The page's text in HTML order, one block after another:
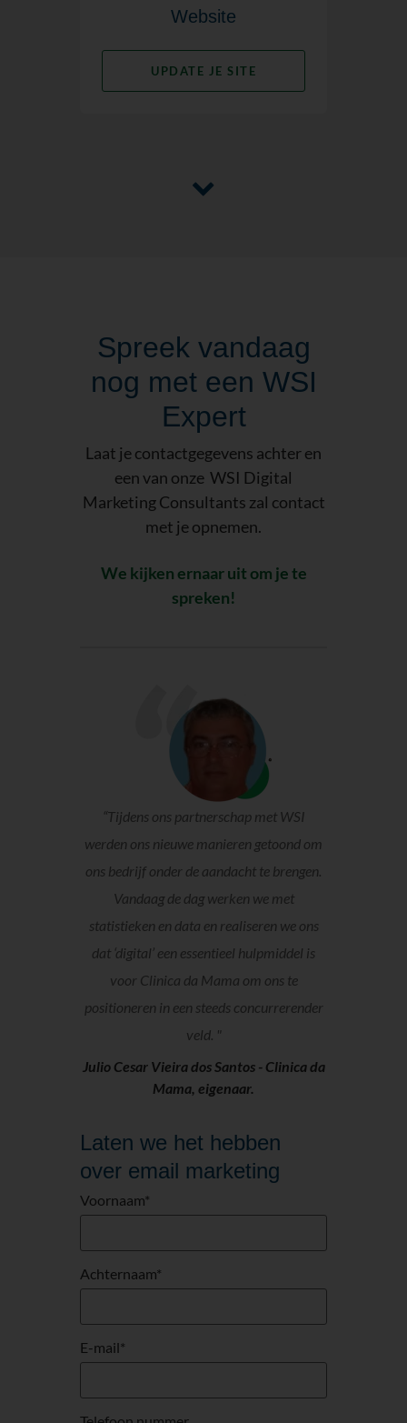
Website
UPDATE JE SITE
Spreek vandaag
nog met een WSI
Expert
Laat je contactgegevens achter en
een van onze WSI Digital
Marketing Consultants zal contact
met je opnemen.
We kijken ernaar uit om je te
spreken!
“Tijdens ons partnerschap met WSI
werden ons nieuwe manieren getoond om
ons bedrijf onder de aandacht te brengen.
Vandaag de dag werken we met
statistieken en data en realiseren we ons
dat ‘digital’ een essentieel hulpmiddel is
voor Clinica da Mama om ons te
positioneren in een steeds concurrerender
veld. "
Julio Cesar Vieira dos Santos - Clinica da
Mama, eigenaar.
Laten we het hebben
over email marketing
Voornaam*
Achternaam*
E-mail*